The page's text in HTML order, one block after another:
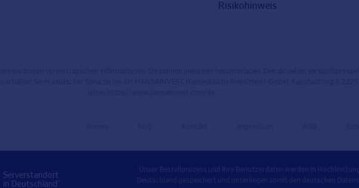
Risikohinweis
Serverstandort
in Deutschland*
*Unser Bestellprozess und Ihre Benutzerdaten werden in
Deutschland gespeichert und unterliegen somit den deutschen